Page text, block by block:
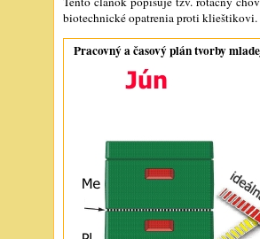
biotechnické opatrenia proti klieštikovi.
Pracovný a časový plán tvorby